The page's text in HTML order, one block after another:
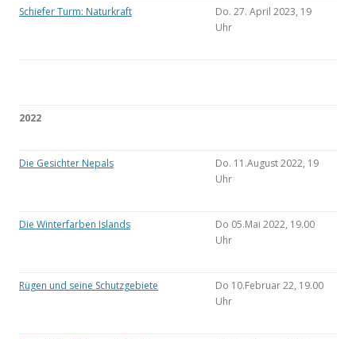
Schiefer Turm: Naturkraft
Do. 27. April 2023, 19
Uhr
2022
Die Gesichter Nepals
Do. 11.August 2022, 19
Uhr
Die Winterfarben Islands
Do 05.Mai 2022, 19.00
Uhr
Rügen und seine Schutzgebiete
Do 10.Februar 22, 19.00
Uhr